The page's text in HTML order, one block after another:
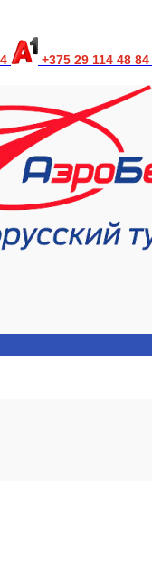
+375 29 114 48 84